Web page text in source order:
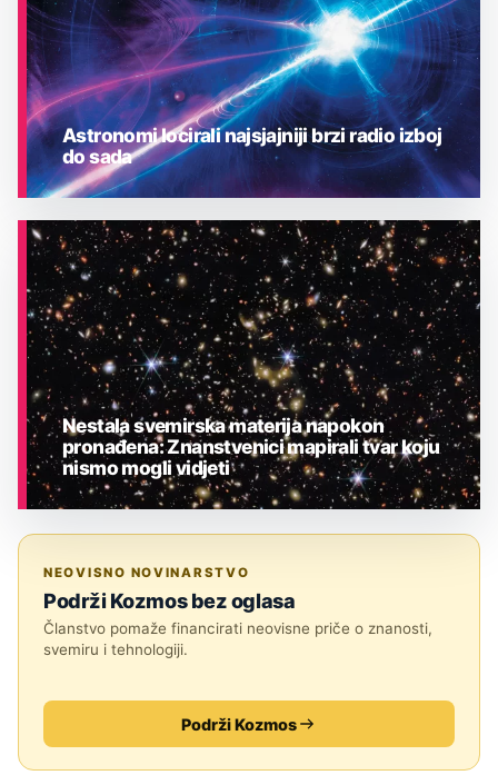
ASTRONOMIJA
Astronomi locirali najsjajniji brzi radio izboj
do sada
Nestala svemirska materija napokon
pronađena: Znanstvenici mapirali tvar koju
nismo mogli vidjeti
NEOVISNO NOVINARSTVO
Podrži Kozmos bez oglasa
Članstvo pomaže financirati neovisne priče o znanosti,
svemiru i tehnologiji.
Podrži Kozmos